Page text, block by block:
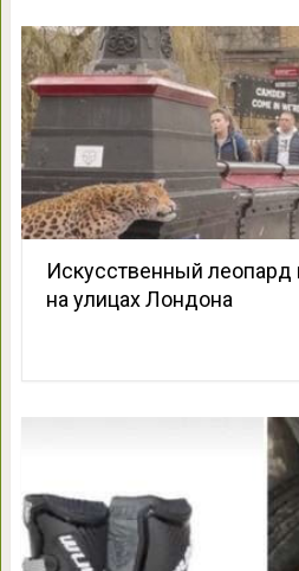
Искусственный леопард
на улицах Лондона